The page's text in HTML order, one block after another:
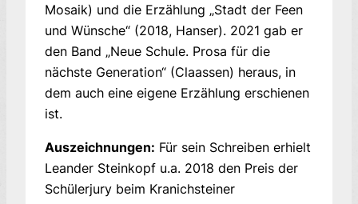
Mosaik) und die Erzählung „Stadt der Feen
und Wünsche“ (2018, Hanser). 2021 gab er
den Band „Neue Schule. Prosa für die
nächste Generation“ (Claassen) heraus, in
dem auch eine eigene Erzählung erschienen
ist.
Auszeichnungen: Für sein Schreiben erhielt
Leander Steinkopf u.a. 2018 den Preis der
Schülerjury beim Kranichsteiner